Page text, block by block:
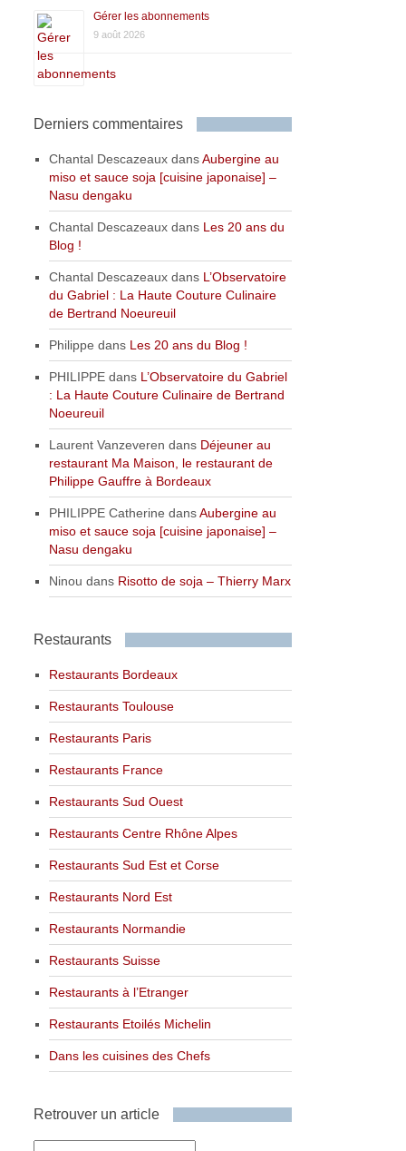
Gérer les abonnements
9 août 2026
Derniers commentaires
Chantal Descazeaux dansAubergine au
miso et sauce soja [cuisine japonaise] –
Nasu dengaku
Chantal Descazeaux dans Les 20 ans du
Blog !
Chantal Descazeaux dans L’Observatoire
du Gabriel : La Haute Couture Culinaire
de Bertrand Noeureuil
Philippe dans Les 20 ans du Blog !
PHILIPPE dans L’Observatoire du Gabriel
: La Haute Couture Culinaire de Bertrand
Noeureuil
Laurent Vanzeveren dans Déjeuner au
restaurant Ma Maison, le restaurant de
Philippe Gauffre à Bordeaux
PHILIPPE Catherine dansAubergine au
miso et sauce soja [cuisine japonaise] –
Nasu dengaku
Ninou dans Risotto de soja – Thierry Marx
Restaurants
Restaurants Bordeaux
Restaurants Toulouse
Restaurants Paris
Restaurants France
Restaurants Sud Ouest
Restaurants Centre Rhône Alpes
Restaurants Sud Est et Corse
Restaurants Nord Est
Restaurants Normandie
Restaurants Suisse
Restaurants à l’Etranger
Restaurants Etoilés Michelin
Dans les cuisines des Chefs
Retrouver un article